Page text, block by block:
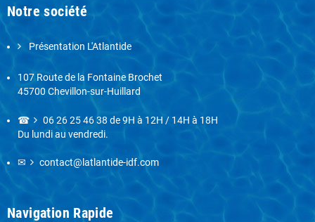
Notre société
Présentation L'Atlantide
107 Route de la Fontaine Brochet
45700 Chevillon-sur-Huillard
☎ 06 26 25 46 38 de 9H à 12H / 14H à 18H
Du lundi au vendredi.
✉ contact@latlantide-idf.com
Navigation Rapide